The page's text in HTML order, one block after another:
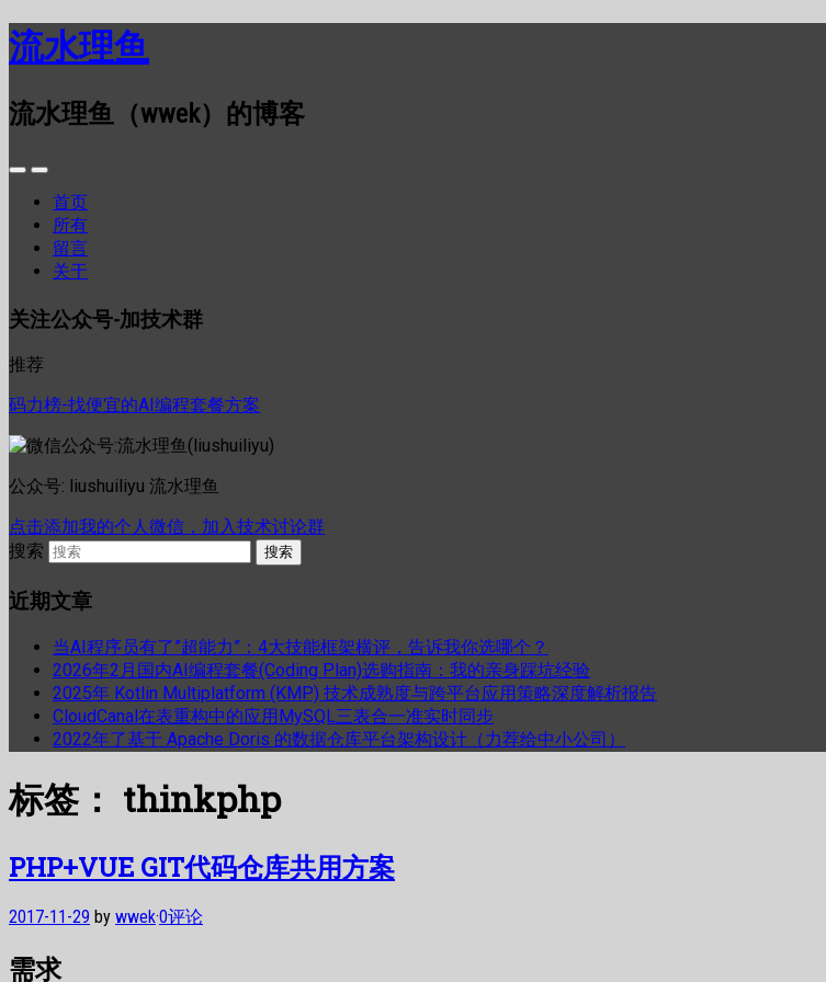
流水理鱼
流水理鱼（wwek）的博客
首页
所有
留言
关于
关注公众号-加技术群
推荐
码力榜-找便宜的AI编程套餐方案
公众号: liushuiliyu 流水理鱼
点击添加我的个人微信，加入技术讨论群
搜索
近期文章
当AI程序员有了”超能力”：4大技能框架横评，告诉我你选哪个？
2026年2月国内AI编程套餐(Coding Plan)选购指南：我的亲身踩坑经验
2025年 Kotlin Multiplatform (KMP) 技术成熟度与跨平台应用策略深度解析报告
CloudCanal在表重构中的应用MySQL三表合一准实时同步
2022年了基于 Apache Doris 的数据仓库平台架构设计（力荐给中小公司）
标签： thinkphp
PHP+VUE GIT代码仓库共用方案
2017-11-29 by wwek·0评论
需求